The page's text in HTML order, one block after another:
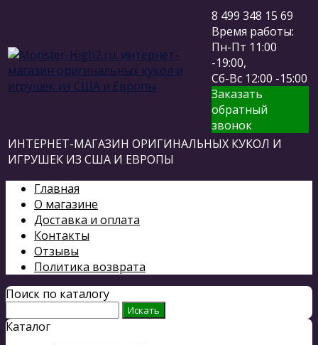
8 499 348 15 69
Время работы:
Пн-Пт 11:00
-19:00,
Сб-Вс 12:00 -15:00
Заказать
обратный
звонок
ИНТЕРНЕТ-МАГАЗИН ОРИГИНАЛЬНЫХ КУКОЛ И
ИГРУШЕК ИЗ США И ЕВРОПЫ
Главная
О магазине
Доставка и оплата
Контакты
Отзывы
Политика возврата
Поиск по каталогу
Каталог